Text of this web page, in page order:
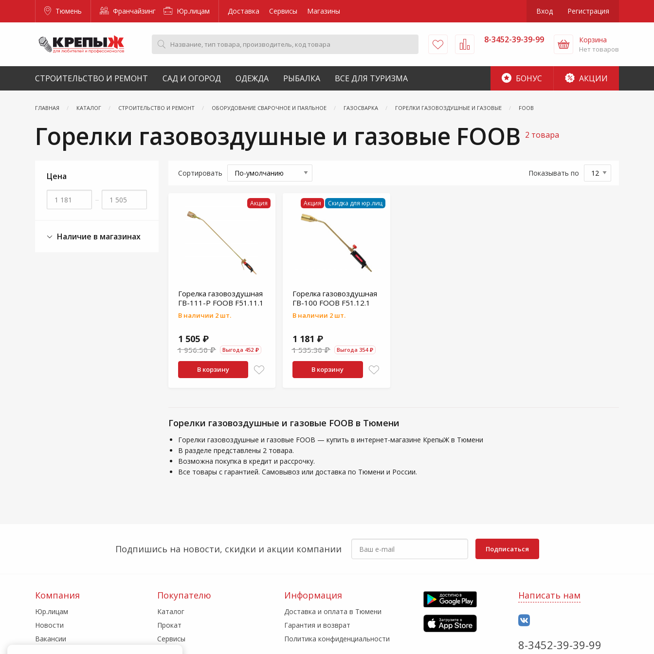
Тюмень Франчайзинг Юр.лицам Доставка Сервисы Магазины Вход Регистрация
8-3452-39-39-99 Корзина
Нет товаров
СТРОИТЕЛЬСТВО И РЕМОНТ САД И ОГОРОД ОДЕЖДА РЫБАЛКА ВСЕ ДЛЯ ТУРИЗМА БОНУС АКЦИИ
ГЛАВНАЯ КАТАЛОГ СТРОИТЕЛЬСТВО И РЕМОНТ ОБОРУДОВАНИЕ СВАРОЧНОЕ И ПАЯЛЬНОЕ ГАЗОСВАРКА ГОРЕЛКИ ГАЗОВОЗДУШНЫЕ И ГАЗОВЫЕ FOOB
Горелки газовоздушные и газовые FOOB 2 товара
Цена
–
Наличие в магазинах
Сортировать Показывать по
Акция
Горелка газовоздушная
ГВ-111-Р FOOB F51.11.1
В наличии 2 шт.
1 505 ₽
1 956.50 ₽ Выгода 452 ₽
В корзину
Акция Скидка для юр.лиц
Горелка газовоздушная
ГВ-100 FOOB F51.12.1
В наличии 2 шт.
1 181 ₽
1 535.30 ₽ Выгода 354 ₽
В корзину
Горелки газовоздушные и газовые FOOB в Тюмени
Горелки газовоздушные и газовые FOOB — купить в интернет-магазине КрепыЖ в Тюмени
В разделе представлены 2 товара.
Возможна покупка в кредит и рассрочку.
Все товары с гарантией. Самовывоз или доставка по Тюмени и России.
Подпишись на новости, скидки и акции компании Подписаться
Компания
Юр.лицам
Новости
Вакансии
Покупателю
Каталог
Прокат
Сервисы
Информация
Доставка и оплата в Тюмени
Гарантия и возврат
Политика конфиденциальности
Написать нам
8-3452-39-39-99